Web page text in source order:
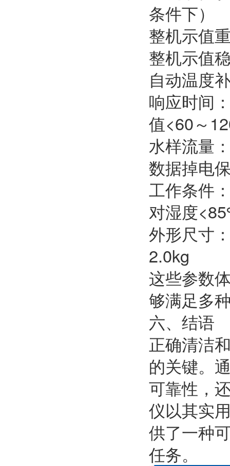
条件下）
整机示值
整机示值
自动温度
响应时间
值<60～
水样流量
数据掉电
工作条件
对湿度
外形尺寸
2.0kg
这些参数
够满足多
六、结语
正确清洁
的关键。
可靠性，
仪以其实
供了一种
任务。